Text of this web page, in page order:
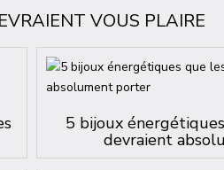
VOUS PLAIRE
5 bijoux
devraient